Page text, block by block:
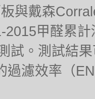
與戴森
2015甲醛累
試。測試結
過濾效率（